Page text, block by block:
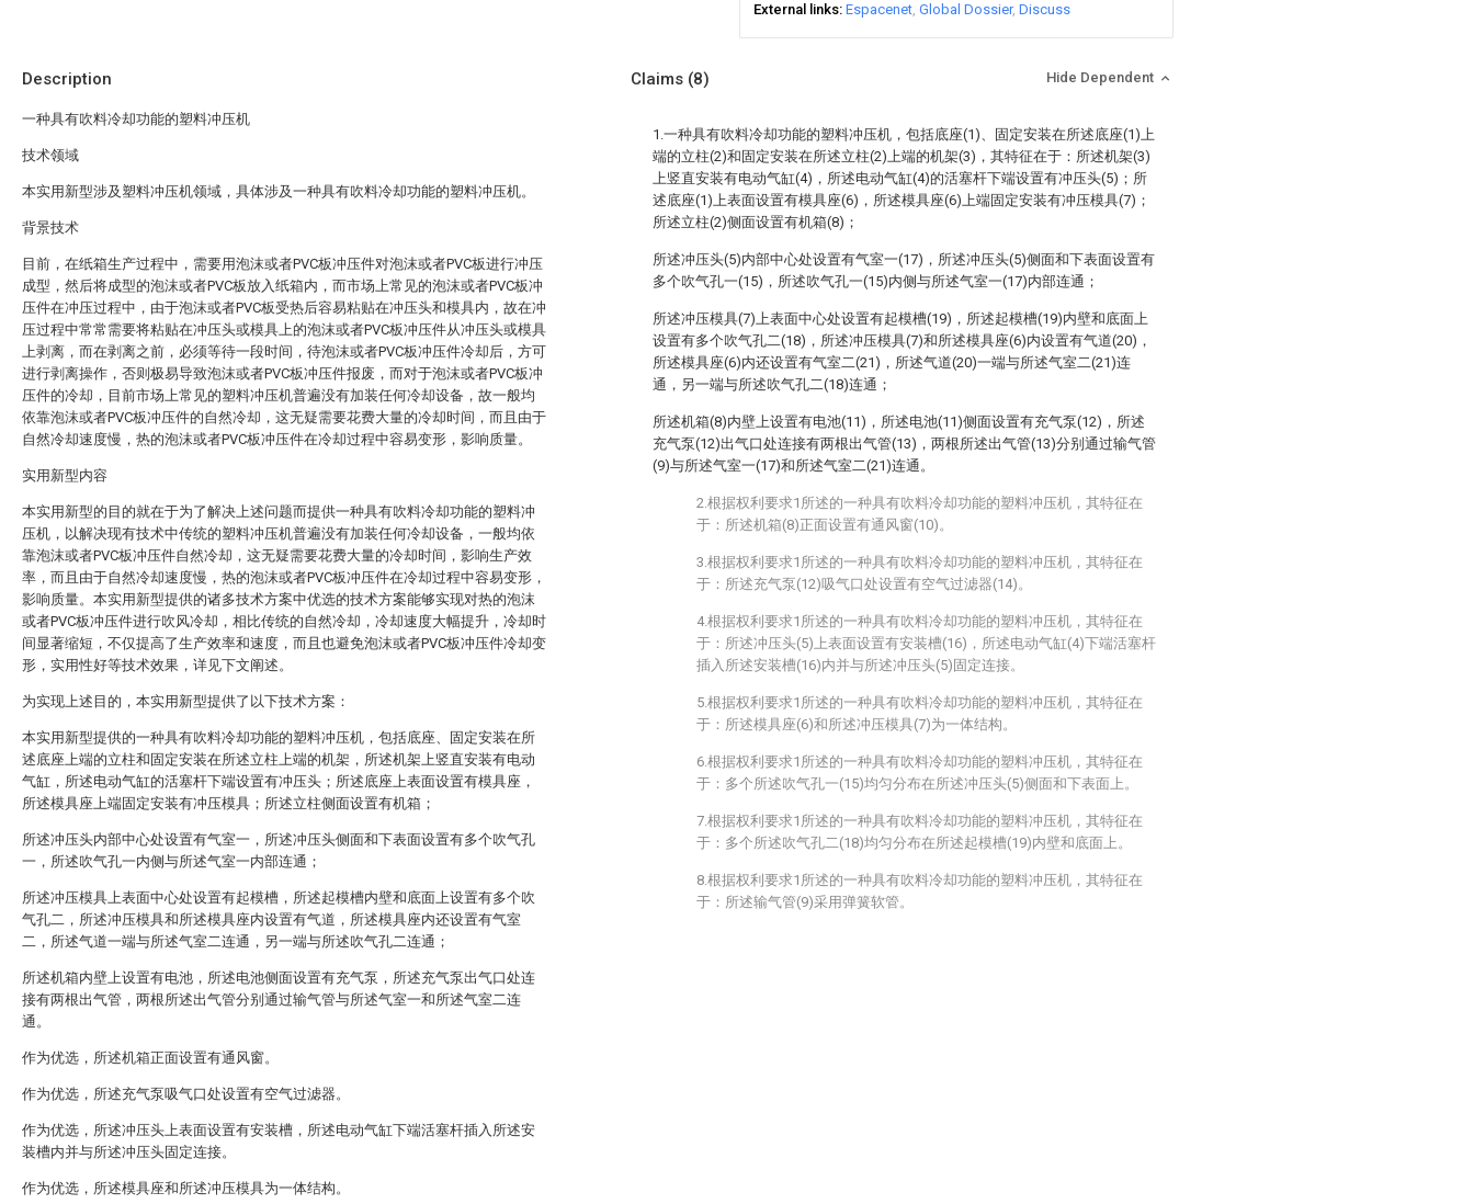
External links Espacenet Global Dossier Discuss
Description
一种具有吹料冷却功能的塑料冲压机
技术领域
本实用新型涉及塑料冲压机领域，具体涉及一种具有吹料冷却功能的塑料冲压机。
背景技术
目前，在纸箱生产过程中，需要用泡沫或者PVC板冲压件对泡沫或者PVC板进行冲压
成型，然后将成型的泡沫或者PVC板放入纸箱内，而市场上常见的泡沫或者PVC板冲
压件在冲压过程中，由于泡沫或者PVC板受热后容易粘贴在冲压头和模具内，故在冲
压过程中常常需要将粘贴在冲压头或模具上的泡沫或者PVC板冲压件从冲压头或模具
上剥离，而在剥离之前，必须等待一段时间，待泡沫或者PVC板冲压件冷却后，方可
进行剥离操作，否则极易导致泡沫或者PVC板冲压件报废，而对于泡沫或者PVC板冲
压件的冷却，目前市场上常见的塑料冲压机普遍没有加装任何冷却设备，故一般均
依靠泡沫或者PVC板冲压件的自然冷却，这无疑需要花费大量的冷却时间，而且由于
自然冷却速度慢，热的泡沫或者PVC板冲压件在冷却过程中容易变形，影响质量。
实用新型内容
本实用新型的目的就在于为了解决上述问题而提供一种具有吹料冷却功能的塑料冲
压机，以解决现有技术中传统的塑料冲压机普遍没有加装任何冷却设备，一般均依
靠泡沫或者PVC板冲压件自然冷却，这无疑需要花费大量的冷却时间，影响生产效
率，而且由于自然冷却速度慢，热的泡沫或者PVC板冲压件在冷却过程中容易变形，
影响质量。本实用新型提供的诸多技术方案中优选的技术方案能够实现对热的泡沫
或者PVC板冲压件进行吹风冷却，相比传统的自然冷却，冷却速度大幅提升，冷却时
间显著缩短，不仅提高了生产效率和速度，而且也避免泡沫或者PVC板冲压件冷却变
形，实用性好等技术效果，详见下文阐述。
为实现上述目的，本实用新型提供了以下技术方案：
本实用新型提供的一种具有吹料冷却功能的塑料冲压机，包括底座、固定安装在所
述底座上端的立柱和固定安装在所述立柱上端的机架，所述机架上竖直安装有电动
气缸，所述电动气缸的活塞杆下端设置有冲压头；所述底座上表面设置有模具座，
所述模具座上端固定安装有冲压模具；所述立柱侧面设置有机箱；
所述冲压头内部中心处设置有气室一，所述冲压头侧面和下表面设置有多个吹气孔
一，所述吹气孔一内侧与所述气室一内部连通；
所述冲压模具上表面中心处设置有起模槽，所述起模槽内壁和底面上设置有多个吹
气孔二，所述冲压模具和所述模具座内设置有气道，所述模具座内还设置有气室
二，所述气道一端与所述气室二连通，另一端与所述吹气孔二连通；
所述机箱内壁上设置有电池，所述电池侧面设置有充气泵，所述充气泵出气口处连
接有两根出气管，两根所述出气管分别通过输气管与所述气室一和所述气室二连
通。
作为优选，所述机箱正面设置有通风窗。
作为优选，所述充气泵吸气口处设置有空气过滤器。
作为优选，所述冲压头上表面设置有安装槽，所述电动气缸下端活塞杆插入所述安
装槽内并与所述冲压头固定连接。
作为优选，所述模具座和所述冲压模具为一体结构。
Claims (8) Hide Dependent
1.一种具有吹料冷却功能的塑料冲压机，包括底座(1)、固定安装在所述底座(1)上
端的立柱(2)和固定安装在所述立柱(2)上端的机架(3)，其特征在于：所述机架(3)
上竖直安装有电动气缸(4)，所述电动气缸(4)的活塞杆下端设置有冲压头(5)；所
述底座(1)上表面设置有模具座(6)，所述模具座(6)上端固定安装有冲压模具(7)；
所述立柱(2)侧面设置有机箱(8)；
所述冲压头(5)内部中心处设置有气室一(17)，所述冲压头(5)侧面和下表面设置有
多个吹气孔一(15)，所述吹气孔一(15)内侧与所述气室一(17)内部连通；
所述冲压模具(7)上表面中心处设置有起模槽(19)，所述起模槽(19)内壁和底面上
设置有多个吹气孔二(18)，所述冲压模具(7)和所述模具座(6)内设置有气道(20)，
所述模具座(6)内还设置有气室二(21)，所述气道(20)一端与所述气室二(21)连
通，另一端与所述吹气孔二(18)连通；
所述机箱(8)内壁上设置有电池(11)，所述电池(11)侧面设置有充气泵(12)，所述
充气泵(12)出气口处连接有两根出气管(13)，两根所述出气管(13)分别通过输气管
(9)与所述气室一(17)和所述气室二(21)连通。
2.根据权利要求1所述的一种具有吹料冷却功能的塑料冲压机，其特征在
于：所述机箱(8)正面设置有通风窗(10)。
3.根据权利要求1所述的一种具有吹料冷却功能的塑料冲压机，其特征在
于：所述充气泵(12)吸气口处设置有空气过滤器(14)。
4.根据权利要求1所述的一种具有吹料冷却功能的塑料冲压机，其特征在
于：所述冲压头(5)上表面设置有安装槽(16)，所述电动气缸(4)下端活塞杆
插入所述安装槽(16)内并与所述冲压头(5)固定连接。
5.根据权利要求1所述的一种具有吹料冷却功能的塑料冲压机，其特征在
于：所述模具座(6)和所述冲压模具(7)为一体结构。
6.根据权利要求1所述的一种具有吹料冷却功能的塑料冲压机，其特征在
于：多个所述吹气孔一(15)均匀分布在所述冲压头(5)侧面和下表面上。
7.根据权利要求1所述的一种具有吹料冷却功能的塑料冲压机，其特征在
于：多个所述吹气孔二(18)均匀分布在所述起模槽(19)内壁和底面上。
8.根据权利要求1所述的一种具有吹料冷却功能的塑料冲压机，其特征在
于：所述输气管(9)采用弹簧软管。